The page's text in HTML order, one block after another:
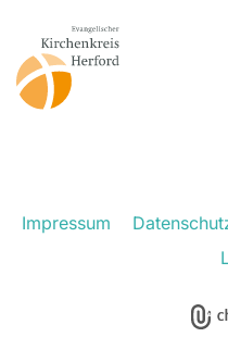
Impressum